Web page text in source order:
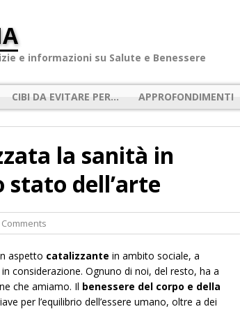
e informazioni su Salute e Benessere
CIBI DA EVITARE PER… APPROFONDIMENTI
la sanità in
dell’arte
aspetto catalizzante in ambito sociale, a
considerazione. Ognuno di noi, del resto, ha a
che amiamo. Il benessere del corpo e della
per l’equilibrio dell’essere umano, oltre a dei